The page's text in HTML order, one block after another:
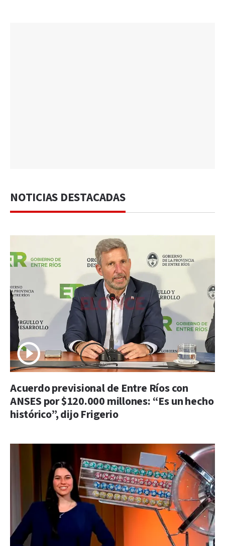
NOTICIAS DESTACADAS
Acuerdo previsional de Entre Ríos con
ANSES por $120.000 millones: “Es un hecho
histórico”, dijo Frigerio